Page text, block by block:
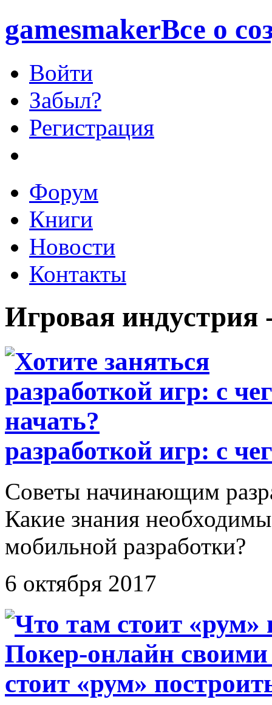
gamesmakerВсе о
Войти
Забыл?
Регистрация
Форум
Книги
Новости
Контакты
Игровая индустрия
разработкой игр: с
Советы начинающим
Какие знания
мобильной разработки?
6 октября 2017
стоит «рум»